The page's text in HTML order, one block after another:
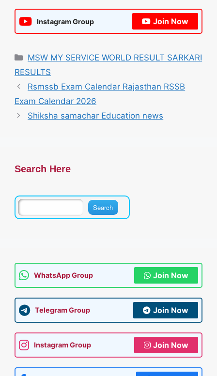
Instagram Group Join Now
Categories
MSW MY SERVICE WORLD RESULT SARKARI
RESULTS
Rsmssb Exam Calendar Rajasthan RSSB
Exam Calendar 2026
Shiksha samachar Education news
Search Here
WhatsApp Group Join Now
Telegram Group Join Now
Instagram Group Join Now